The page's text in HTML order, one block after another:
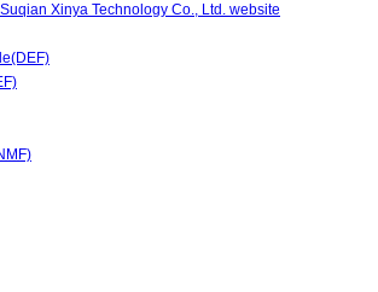
Xinya Technology Co., Ltd. website